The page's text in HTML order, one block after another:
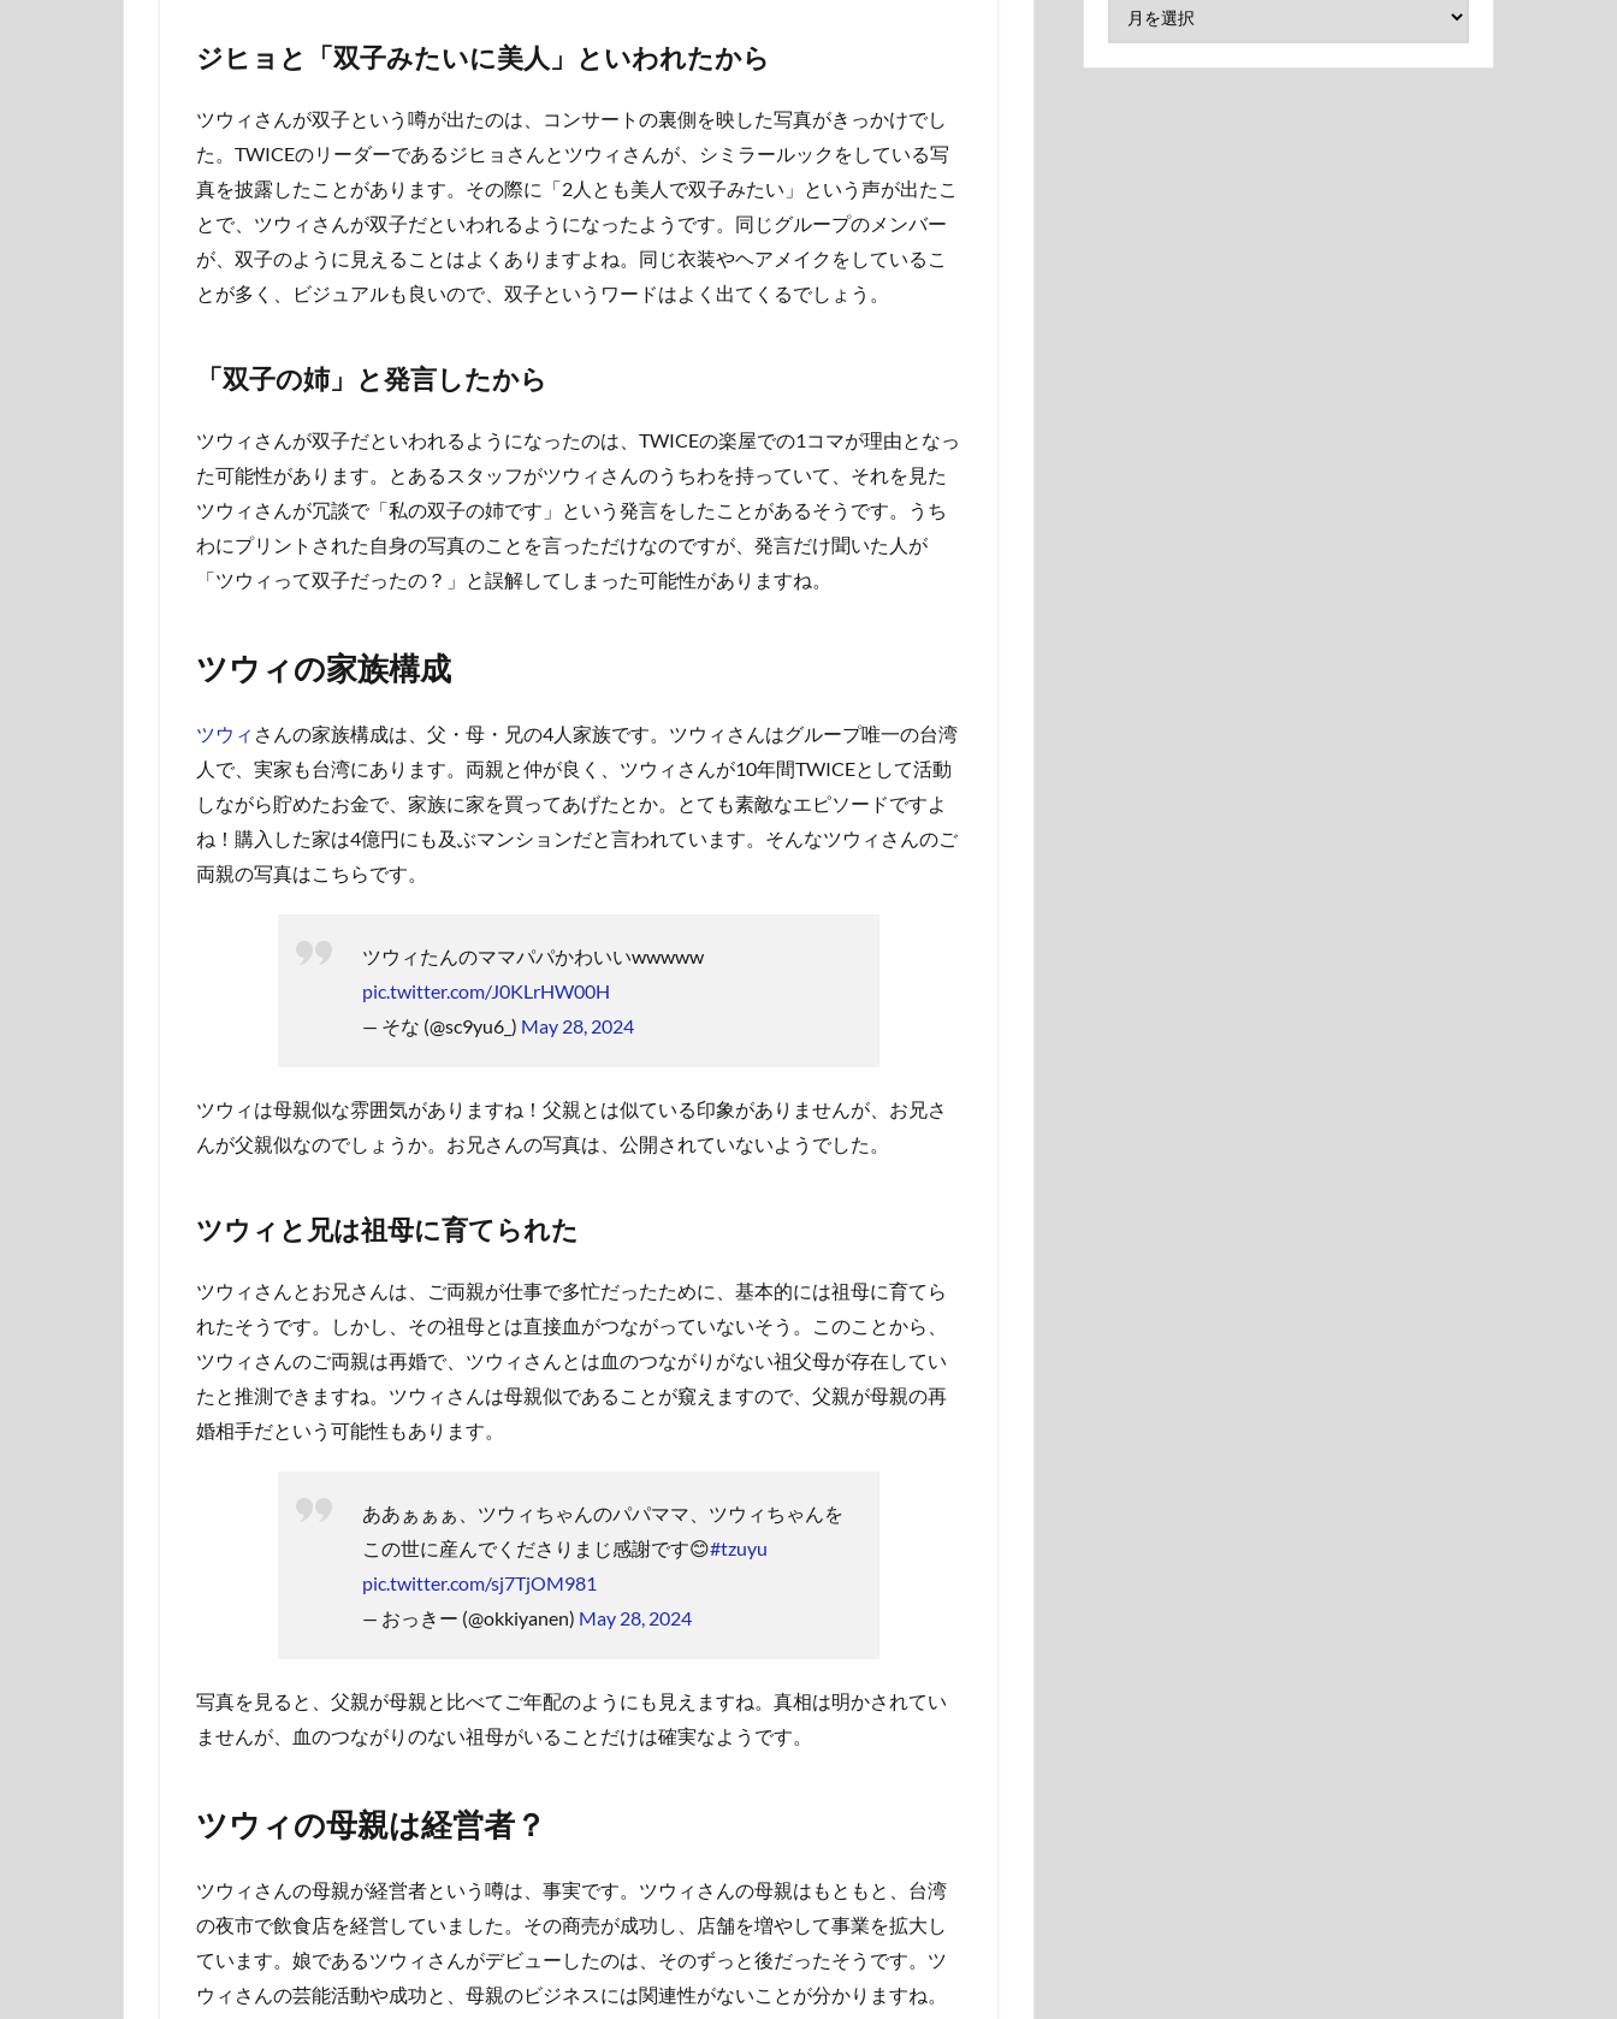
ジヒョと「双子みたいに美人」といわれたから
ツウィさんが双子という噂が出たのは、コンサートの裏側を映した写真がきっかけでし
た。TWICEのリーダーであるジヒョさんとツウィさんが、シミラールックをしている写
真を披露したことがあります。その際に「2人とも美人で双子みたい」という声が出たこ
とで、ツウィさんが双子だといわれるようになったようです。同じグループのメンバー
が、双子のように見えることはよくありますよね。同じ衣装やヘアメイクをしているこ
とが多く、ビジュアルも良いので、双子というワードはよく出てくるでしょう。
「双子の姉」と発言したから
ツウィさんが双子だといわれるようになったのは、TWICEの楽屋での1コマが理由となっ
た可能性があります。とあるスタッフがツウィさんのうちわを持っていて、それを見た
ツウィさんが冗談で「私の双子の姉です」という発言をしたことがあるそうです。うち
わにプリントされた自身の写真のことを言っただけなのですが、発言だけ聞いた人が
「ツウィって双子だったの？」と誤解してしまった可能性がありますね。
ツウィの家族構成
ツウィ さんの家族構成は、父・母・兄の4人家族です。ツウィさんはグループ唯一の台湾
人で、実家も台湾にあります。両親と仲が良く、ツウィさんが10年間TWICEとして活動
しながら貯めたお金で、家族に家を買ってあげたとか。とても素敵なエピソードですよ
ね！購入した家は4億円にも及ぶマンションだと言われています。そんなツウィさんのご
両親の写真はこちらです。
ツウィたんのママパパかわいいwwwww
pic.twitter.com/J0KLrHW00H
— そな (@sc9yu6_) May 28, 2024
ツウィは母親似な雰囲気がありますね！父親とは似ている印象がありませんが、お兄さ
んが父親似なのでしょうか。お兄さんの写真は、公開されていないようでした。
ツウィと兄は祖母に育てられた
ツウィさんとお兄さんは、ご両親が仕事で多忙だったために、基本的には祖母に育てら
れたそうです。しかし、その祖母とは直接血がつながっていないそう。このことから、
ツウィさんのご両親は再婚で、ツウィさんとは血のつながりがない祖父母が存在してい
たと推測できますね。ツウィさんは母親似であることが窺えますので、父親が母親の再
婚相手だという可能性もあります。
ああぁぁぁ、ツウィちゃんのパパママ、ツウィちゃんを
この世に産んでくださりまじ感謝です😊#tzuyu
pic.twitter.com/sj7TjOM981
— おっきー (@okkiyanen) May 28, 2024
写真を見ると、父親が母親と比べてご年配のようにも見えますね。真相は明かされてい
ませんが、血のつながりのない祖母がいることだけは確実なようです。
ツウィの母親は経営者？
ツウィさんの母親が経営者という噂は、事実です。ツウィさんの母親はもともと、台湾
の夜市で飲食店を経営していました。その商売が成功し、店舗を増やして事業を拡大し
ています。娘であるツウィさんがデビューしたのは、そのずっと後だったそうです。ツ
ウィさんの芸能活動や成功と、母親のビジネスには関連性がないことが分かりますね。